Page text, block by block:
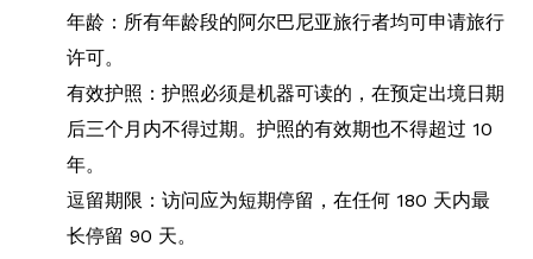
年龄：所有年龄段的阿尔巴尼亚旅行者均可申请旅行
许可。
有效护照：护照必须是机器可读的，在预定出境日期
后三个月内不得过期。护照的有效期也不得超过 10
年。
逗留期限：访问应为短期停留，在任何 180 天内最
长停留 90 天。